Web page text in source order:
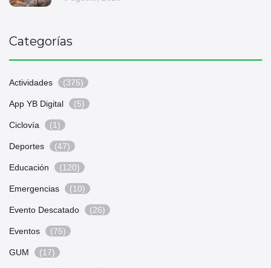
Categorías
Actividades (375)
App YB Digital (5)
Ciclovía (1)
Deportes (47)
Educación (120)
Emergencias (10)
Evento Descatado (26)
Eventos (75)
GUM (17)